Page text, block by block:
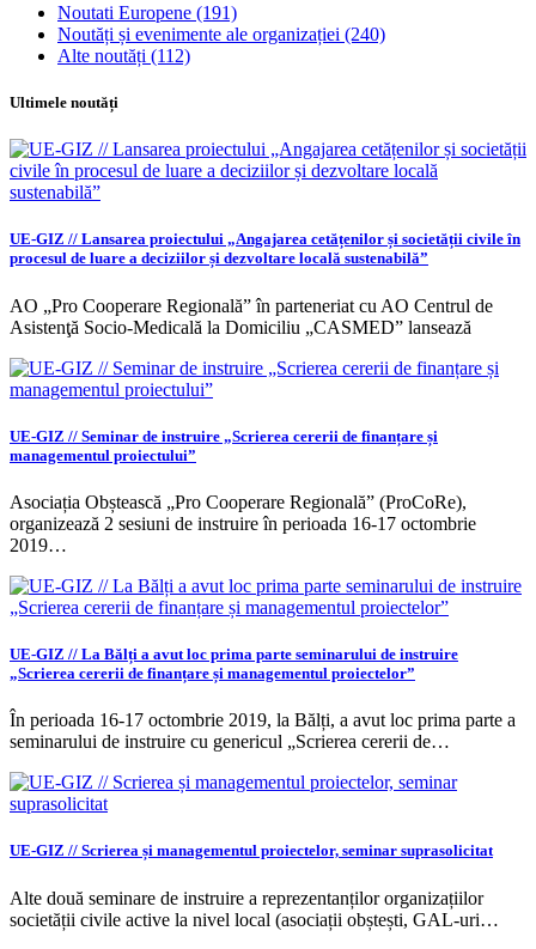
Noutati Europene (191)
Noutăți și evenimente ale organizației (240)
Alte noutăți (112)
Ultimele noutăți
UE-GIZ // Lansarea proiectului „Angajarea cetățenilor și societății civile în
procesul de luare a deciziilor și dezvoltare locală sustenabilă”
AO „Pro Cooperare Regională” în parteneriat cu AO Centrul de
Asistenţă Socio-Medicală la Domiciliu „CASMED” lansează
UE-GIZ // Seminar de instruire „Scrierea cererii de finanțare și
managementul proiectului”
Asociația Obștească „Pro Cooperare Regională” (ProCoRe),
organizează 2 sesiuni de instruire în perioada 16-17 octombrie
2019…
UE-GIZ // La Bălți a avut loc prima parte seminarului de instruire
„Scrierea cererii de finanțare și managementul proiectelor”
În perioada 16-17 octombrie 2019, la Bălți, a avut loc prima parte a
seminarului de instruire cu genericul „Scrierea cererii de…
UE-GIZ // Scrierea și managementul proiectelor, seminar suprasolicitat
Alte două seminare de instruire a reprezentanților organizațiilor
societății civile active la nivel local (asociații obștești, GAL-uri…